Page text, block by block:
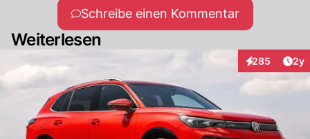
Schreibe einen Kommentar
Weiterlesen
285
Interaktionen
2y